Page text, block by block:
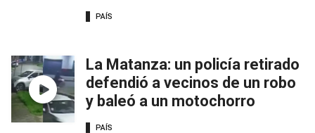
PAÍS
La Matanza: un policía retirado
defendió a vecinos de un robo
y baleó a un motochorro
PAÍS